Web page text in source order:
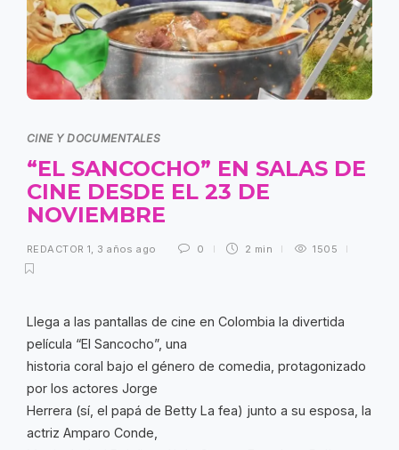
CINE Y DOCUMENTALES
“EL SANCOCHO” EN SALAS DE
CINE DESDE EL 23 DE
NOVIEMBRE
REDACTOR 1, 3 años ago 0 2 min 1505
Llega a las pantallas de cine en Colombia la divertida
película “El Sancocho”, una
historia coral bajo el género de comedia, protagonizado
por los actores Jorge
Herrera (sí, el papá de Betty La fea) junto a su esposa, la
actriz Amparo Conde,